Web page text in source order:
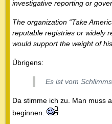
investigative reporting or
The organization “Take
reputable registries or widely
would support the weight of
Übrigens:
Es ist vom
Da stimme ich zu. Man muss
beginnen.